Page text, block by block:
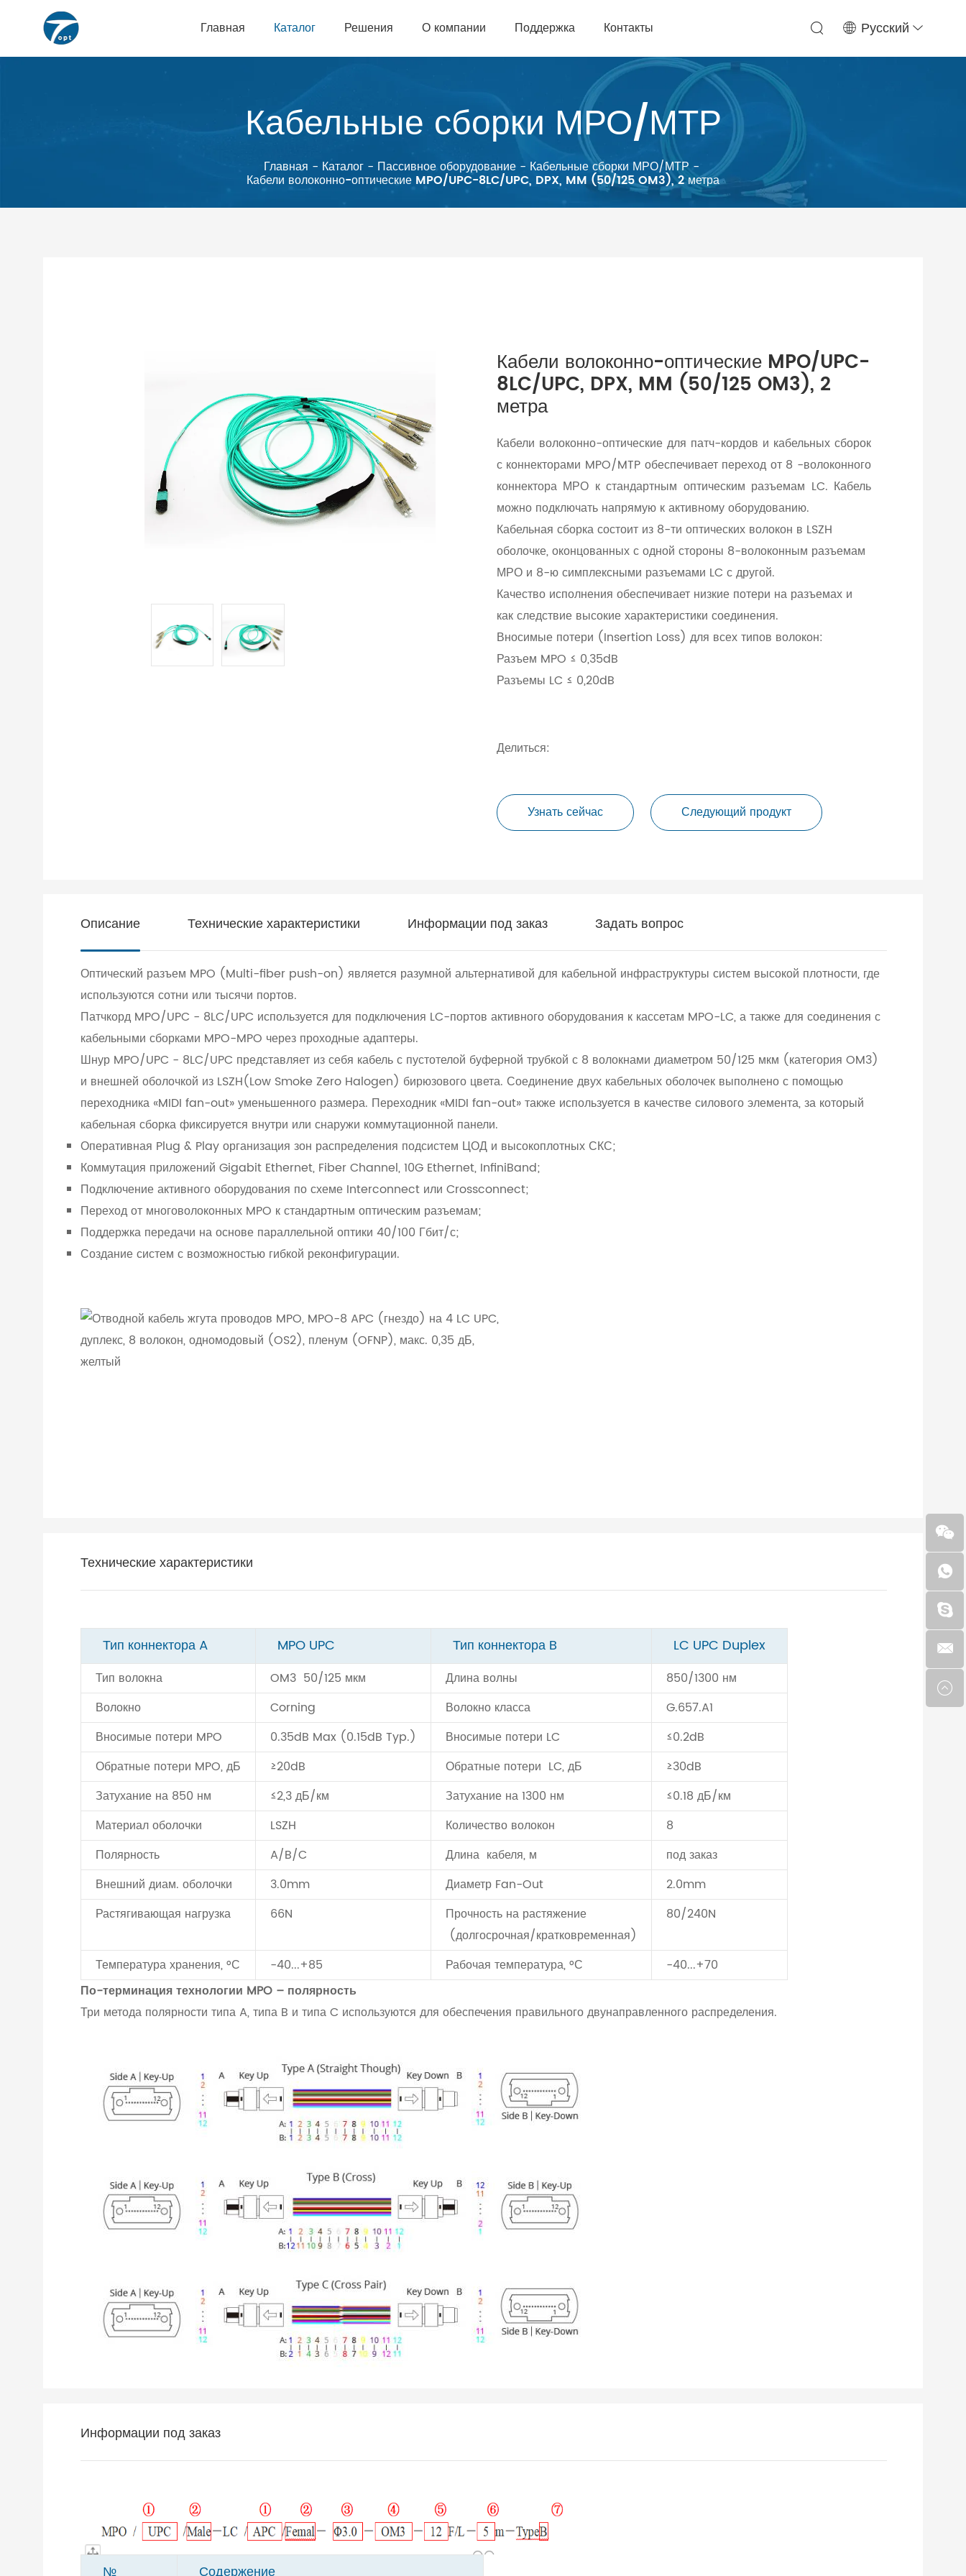
Главная Каталог Решения О компании Поддержка Контакты Русский
Кабельные сборки МРО/МТР
Главная - Каталог - Пассивное оборудование - Кабельные сборки МРО/МТР -
Кабели волоконно-оптические MPO/UPC-8LC/UPC, DPX, MM (50/125 OM3), 2 метра
Кабели волоконно-оптические MPO/UPC-
8LC/UPC, DPX, MM (50/125 OM3), 2
метра
Кабели волоконно-оптические для патч-кордов и кабельных сборок
с коннекторами MPO/MTP обеспечивает переход от 8 -волоконного
коннектора МРО к стандартным оптическим разъемам LC. Кабель
можно подключать напрямую к активному оборудованию.
Кабельная сборка состоит из 8-ти оптических волокон в LSZH
оболочке, оконцованных с одной стороны 8-волоконным разъемам
МРО и 8-ю симплексными разъемами LC с другой.
Качество исполнения обеспечивает низкие потери на разъемах и
как следствие высокие характеристики соединения.
Вносимые потери (Insertion Loss) для всех типов волокон:
Разъем MPO ≤ 0,35dB
Разъемы LC ≤ 0,20dB
Делиться:
Узнать сейчас Следующий продукт
Описание Технические характеристики Информации под заказ Задать вопрос
Оптический разъем MPO (Multi-fiber push-on) является разумной альтернативой для кабельной инфраструктуры систем высокой плотности, где
используются сотни или тысячи портов.
Патчкорд MPO/UPC - 8LC/UPC используется для подключения LC-портов активного оборудования к кассетам MPO-LC, а также для соединения с
кабельными сборками MPO-MPO через проходные адаптеры.
Шнур MPO/UPC - 8LC/UPC представляет из себя кабель с пустотелой буферной трубкой с 8 волокнами диаметром 50/125 мкм (категория OM3)
и внешней оболочкой из LSZH(Low Smoke Zero Halogen) бирюзового цвета. Соединение двух кабельных оболочек выполнено с помощью
переходника «MIDI fan-out» уменьшенного размера. Переходник «MIDI fan-out» также используется в качестве силового элемента, за который
кабельная сборка фиксируется внутри или снаружи коммутационной панели.
Оперативная Plug & Play организация зон распределения подсистем ЦОД и высокоплотных СКС;
Коммутация приложений Gigabit Ethernet, Fiber Channel, 10G Ethernet, InfiniBand;
Подключение активного оборудования по схеме Interconnect или Crossconnect;
Переход от многоволоконных MPO к стандартным оптическим разъемам;
Поддержка передачи на основе параллельной оптики 40/100 Гбит/с;
Создание систем с возможностью гибкой реконфигурации.
Технические характеристики
Тип коннектора A MPO UPC Тип коннектора B LC UPC Duplex
Тип волокна OM3 50/125 мкм Длина волны
850/1300 нм
Волокно
Corning Волокно класса
G.657.A1
Вносимые потери MPO
0.35dB Max (0.15dB Typ.) Вносимые потери LC
≤0.2dB
Обратные потери MPO, дБ
≥20dB Обратные потери LC, дБ
≥30dB
Затухание на 850 нм
≤2,3 дБ/км Затухание на 1300 нм
≤0.18 дБ/км
Материал оболочки
LSZH Количество волокон
8
Полярность
A/B/C Длина кабеля, м
под заказ
Внешний диам. оболочки
3.0mm Диаметр Fan-Out
2.0mm
Растягивающая нагрузка
66N
Прочность на растяжение
(долгосрочная/кратковременная)
80/240N
Температура хранения, °С -40...+85 Рабочая температура, °С
-40...+70
По-терминация технологии MPO – полярность
Три метода полярности типа A, типа B и типа C используются для обеспечения правильного двунаправленного распределения.
Информации под заказ